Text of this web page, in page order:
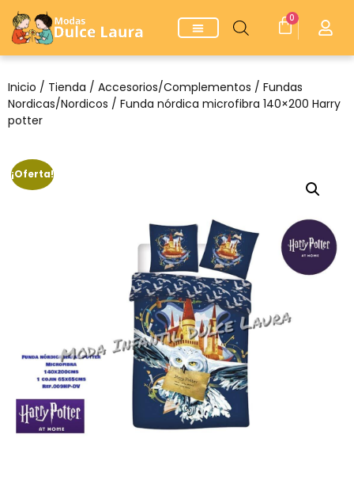
0
Inicio / Tienda / Accesorios/Complementos / Fundas
Nordicas/Nordicos / Funda nórdica microfibra 140×200 Harry
potter
¡Oferta!